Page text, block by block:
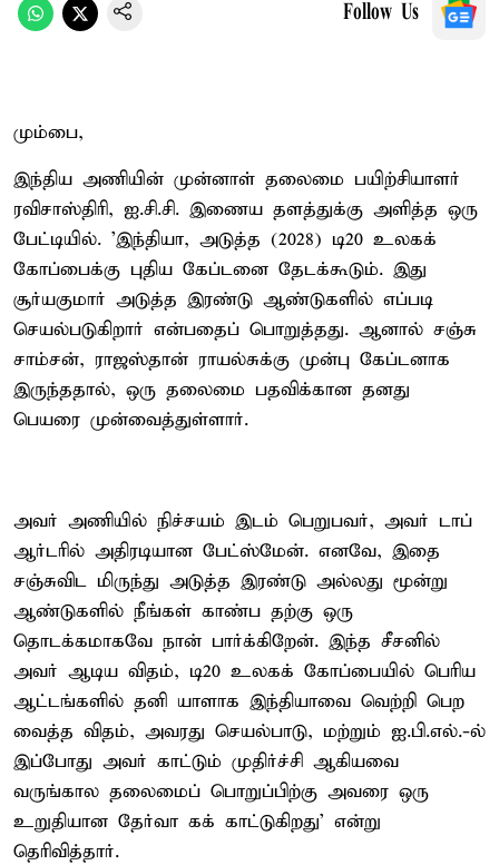
Follow Us
மும்பை,
இந்திய அணியின் முன்னாள் தலைமை பயிற்சியாளர்
ரவிசாஸ்திரி, ஐ.சி.சி. இணைய தளத்துக்கு அளித்த ஒரு
பேட்டியில். 'இந்தியா, அடுத்த (2028) டி20 உலகக்
கோப்பைக்கு புதிய கேப்டனை தேடக்கூடும். இது
சூர்யகுமார் அடுத்த இரண்டு ஆண்டுகளில் எப்படி
செயல்படுகிறார் என்பதைப் பொறுத்தது. ஆனால் சஞ்சு
சாம்சன், ராஜஸ்தான் ராயல்சுக்கு முன்பு கேப்டனாக
இருந்ததால், ஒரு தலைமை பதவிக்கான தனது
பெயரை முன்வைத்துள்ளார்.
அவர் அணியில் நிச்சயம் இடம் பெறுபவர், அவர் டாப்
ஆர்டரில் அதிரடியான பேட்ஸ்மேன். எனவே, இதை
சஞ்சுவிட மிருந்து அடுத்த இரண்டு அல்லது மூன்று
ஆண்டுகளில் நீங்கள் காண்ப தற்கு ஒரு
தொடக்கமாகவே நான் பார்க்கிறேன். இந்த சீசனில்
அவர் ஆடிய விதம், டி20 உலகக் கோப்பையில் பெரிய
ஆட்டங்களில் தனி யாளாக இந்தியாவை வெற்றி பெற
வைத்த விதம், அவரது செயல்பாடு, மற்றும் ஐ.பி.எல்.-ல்
இப்போது அவர் காட்டும் முதிர்ச்சி ஆகியவை
வருங்கால தலைமைப் பொறுப்பிற்கு அவரை ஒரு
உறுதியான தேர்வா கக் காட்டுகிறது' என்று
தெரிவித்தார்.